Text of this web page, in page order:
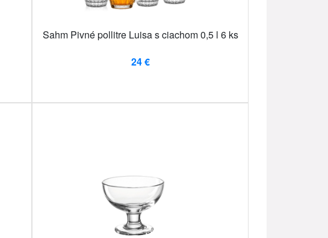
Sahm Pivné pollitre Luisa s ciachom 0,5 l 6 ks
24 €